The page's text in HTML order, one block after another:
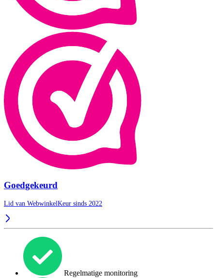
Goedgekeurd
Lid van WebwinkelKeur sinds 2022
Regelmatige monitoring